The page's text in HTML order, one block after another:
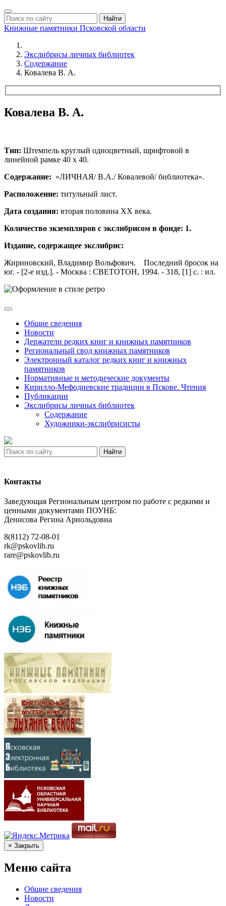
Найти
Книжные памятники Псковской области
Экслибрисы личных библиотек
Содержание
Ковалева В. А.
Ковалева В. А.
Тип: Штемпель круглый одноцветный, шрифтовой в
линейной рамке 40 х 40.
Содержание: «ЛИЧНАЯ/ В.А./ Ковалевой/ библиотека».
Расположение: титульный лист.
Дата создания: вторая половина ХХ века.
Количество экземпляров с экслибрисом в фонде: 1.
Издание, содержащее экслибрис:
Жириновский, Владимир Вольфович. Последний бросок на
юг. - [2-е изд.]. - Москва : СВЕТОТОН, 1994. - 318, [1] с. : ил.
Общие сведения
Новости
Держатели редких книг и книжных памятников
Региональный свод книжных памятников
Электронный каталог редких книг и книжных
памятников
Нормативные и методические документы
Кирилло-Мефодиевские традиции в Пскове. Чтения
Публикации
Экслибрисы личных библиотек
Содержание
Художники-экслибрисисты
Найти
Контакты
Заведующая Региональным центром по работе с редкими и
ценными документами ПОУНБ:
Денисова Регина Арнольдовна
8(8112) 72-08-01
rk@pskovlib.ru
rare@pskovlib.ru
× Закрыть
Меню сайта
Общие сведения
Новости